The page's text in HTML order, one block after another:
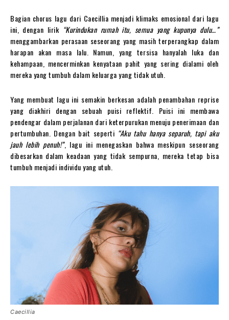
Bagian chorus lagu dari Caecillia menjadi klimaks emosional dari lagu
ini, dengan lirik “Kurindukan rumah itu, semua yang kupunya dulu…”
menggambarkan perasaan seseorang yang masih terperangkap dalam
harapan akan masa lalu. Namun, yang tersisa hanyalah luka dan
kehampaan, mencerminkan kenyataan pahit yang sering dialami oleh
mereka yang tumbuh dalam keluarga yang tidak utuh.
Yang membuat lagu ini semakin berkesan adalah penambahan reprise
yang diakhiri dengan sebuah puisi reflektif. Puisi ini membawa
pendengar dalam perjalanan dari keterpurukan menuju penerimaan dan
pertumbuhan. Dengan bait seperti “Aku tahu hanya separuh, tapi aku
jauh lebih penuh!”, lagu ini menegaskan bahwa meskipun seseorang
dibesarkan dalam keadaan yang tidak sempurna, mereka tetap bisa
tumbuh menjadi individu yang utuh.
Caecillia